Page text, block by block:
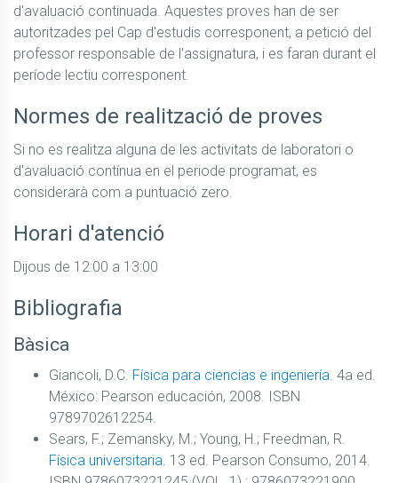
d'avaluació continuada. Aquestes proves han de ser
autoritzades pel Cap d'estudis corresponent, a petició del
professor responsable de l'assignatura, i es faran durant el
període lectiu corresponent.
Normes de realització de proves
Si no es realitza alguna de les activitats de laboratori o
d'avaluació contínua en el periode programat, es
considerarà com a puntuació zero.
Horari d'atenció
Dijous de 12:00 a 13:00
Bibliografia
Bàsica
Giancoli, D.C. Física para ciencias e ingeniería. 4a ed.
México: Pearson educación, 2008. ISBN
9789702612254.
Sears, F.; Zemansky, M.; Young, H.; Freedman, R.
Física universitaria. 13 ed. Pearson Consumo, 2014.